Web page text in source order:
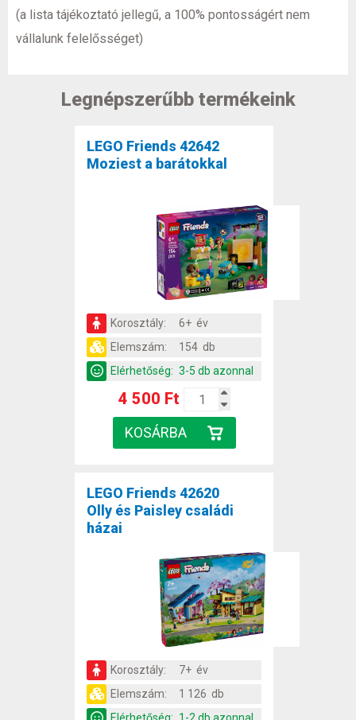
(a lista tájékoztató jellegű, a 100% pontosságért nem
vállalunk felelősséget)
Legnépszerűbb termékeink
LEGO Friends 42642
Moziest a barátokkal
Korosztály:
6+ év
Elemszám:
154 db
Elérhetőség: 3-5 db azonnal
4 500 Ft
LEGO Friends 42620
Olly és Paisley családi
házai
Korosztály:
7+ év
Elemszám:
1 126 db